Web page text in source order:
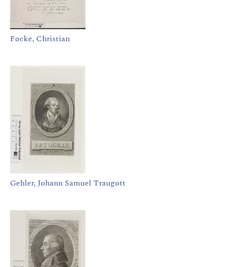
Focke, Christian
Gehler, Johann Samuel Traugott